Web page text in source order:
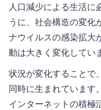
人口減少による生活に
うに、社会構造の変化
ナウイルスの感染拡大
動は大きく変化してい
状況が変化することで
同時に生まれています。
インターネットの積極